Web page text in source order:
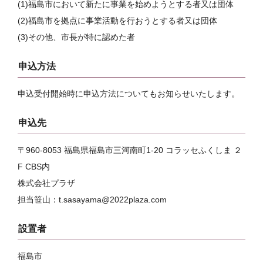
(1)福島市において新たに事業を始めようとする者又は団体
(2)福島市を拠点に事業活動を行おうとする者又は団体
(3)その他、市長が特に認めた者
申込方法
申込受付開始時に申込方法についてもお知らせいたします。
申込先
〒960-8053 福島県福島市三河南町1-20 コラッセふくしま ２
F CBS内
株式会社プラザ
担当笹山：t.sasayama@2022plaza.com
設置者
福島市